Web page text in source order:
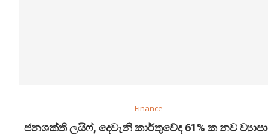
Finance
ජනශක්ති ලයිෆ්, දෙවැනි කාර්තුවේද 61% ක නව